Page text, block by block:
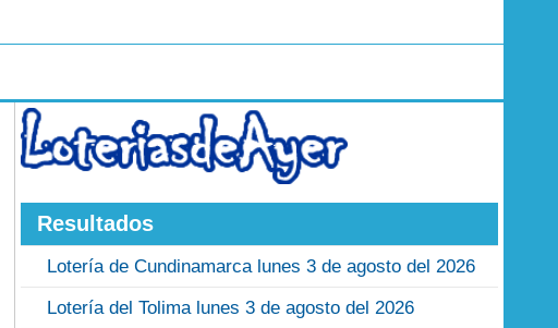
Resultados
Lotería de Cundinamarca lunes 3 de agosto del 2026
Lotería del Tolima lunes 3 de agosto del 2026